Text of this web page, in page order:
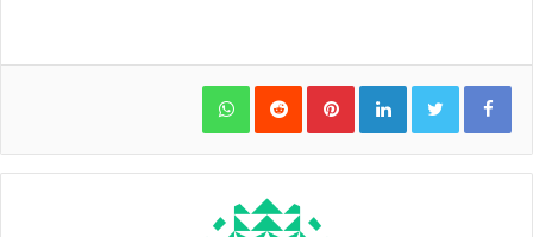
LinkedIn
Pinterest
WhatsApp